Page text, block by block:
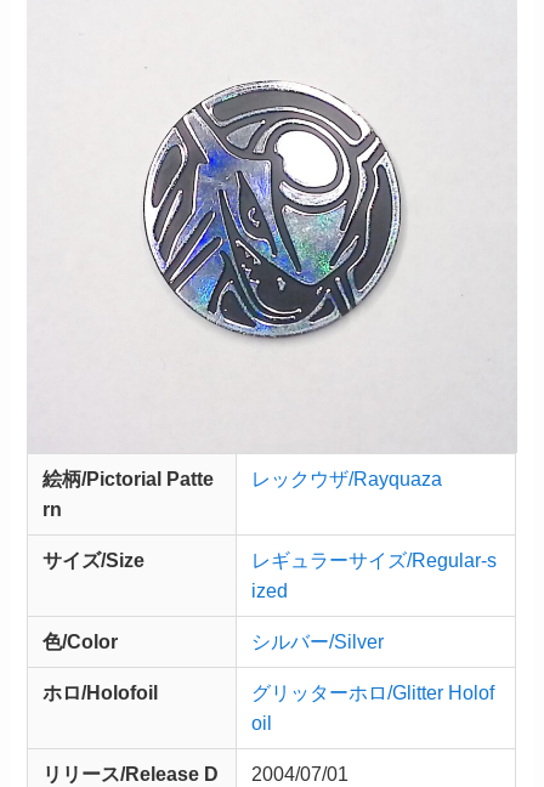
絵柄/Pictorial Patte
rn
レックウザ/Rayquaza
サイズ/Size
レギュラーサイズ/Regular-s
ized
色/Color シルバー/Silver
ホロ/Holofoil
グリッターホロ/Glitter Holof
oil
リリース/Release D
2004/07/01